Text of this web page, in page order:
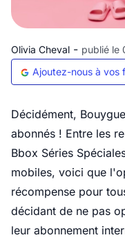
Olivia Cheval - publié le
Ajoutez-nous à vos
Décidément,
abonnés ! Entre les
Bbox Séries
mobiles, voici que
récompense pour
décidant de ne pas
leur abonnement